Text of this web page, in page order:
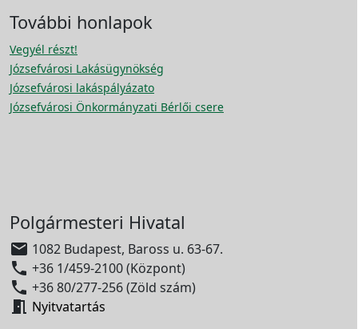
További honlapok
Vegyél részt!
Józsefvárosi Lakásügynökség
Józsefvárosi lakáspályázato
Józsefvárosi Önkormányzati Bérlői csere
Polgármesteri Hivatal
 1082 Budapest, Baross u. 63-67.
 +36 1/459-2100 (Központ)
 +36 80/277-256 (Zöld szám)
 Nyitvatartás